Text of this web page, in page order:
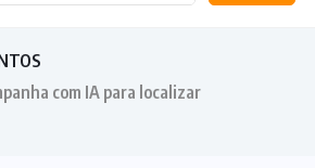
com IA para localizar